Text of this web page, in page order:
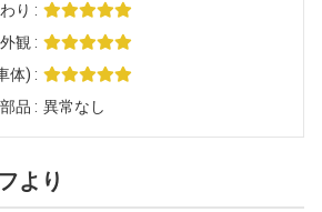
り
外観
体)
品
異常なし
より